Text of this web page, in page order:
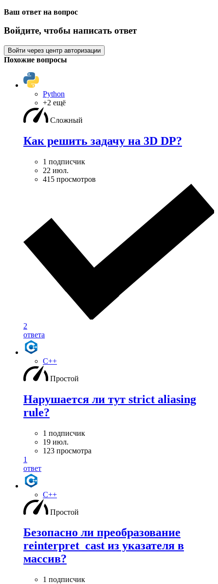
Ваш ответ на вопрос
Войдите, чтобы написать ответ
Войти через центр авторизации
Похожие вопросы
Python
+2 ещё
Сложный
Как решить задачу на 3D DP?
1 подписчик
22 июл.
415 просмотров
2
ответа
C++
Простой
Нарушается ли тут strict aliasing
rule?
1 подписчик
19 июл.
123 просмотра
1
ответ
C++
Простой
Безопасно ли преобразование
reinterpret_cast из указателя в
массив?
1 подписчик